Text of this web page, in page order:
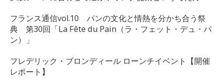
フランス通信vol.10 パンの文化と情熱を分かち合う祭
典 第30回「La Fête du Pain（ラ・フェット・デュ・パ
ン）」
フレデリック・ブロンディール ローンチイベント【開催
レポート】